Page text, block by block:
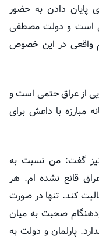
پایان دادن به حضور
است و دولت مصطفی
واقعی در این خصوص
از عراق حتمی است و
مبارزه با داعش برای
گفت: من نسبت به
قانع نشده ام. هر
کند. تنها در صورت
صحبت به میان
پارلمان و دولت به